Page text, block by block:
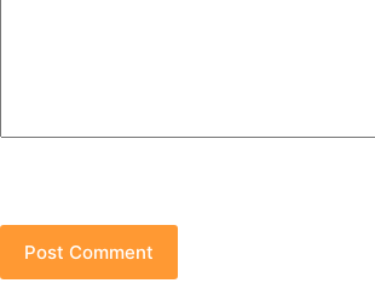
Post Comment